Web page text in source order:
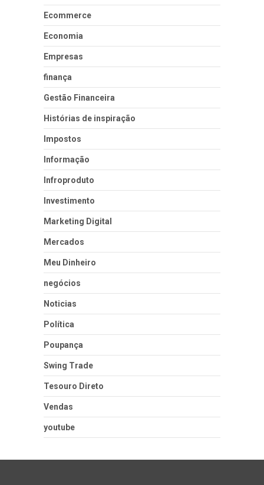
Ecommerce
Economia
Empresas
finança
Gestão Financeira
Histórias de inspiração
Impostos
Informação
Infroproduto
Investimento
Marketing Digital
Mercados
Meu Dinheiro
negócios
Noticias
Política
Poupança
Swing Trade
Tesouro Direto
Vendas
youtube